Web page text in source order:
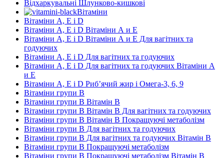
Відхаркувальні Шлунково-кишкові
Вітаміни
Вітаміни А, Е і D
Вітаміни А, Е і D Вітаміни А и E
Вітаміни А, Е і D Вітаміни А и E Для вагітних та
годуючих
Вітаміни А, Е і D Для вагітних та годуючих
Вітаміни А, Е і D Для вагітних та годуючих Вітаміни А
и E
Вітаміни А, Е і D Риб’ячий жир і Омега-3, 6, 9
Вітаміни групи В
Вітаміни групи В Вітамін B
Вітаміни групи В Вітамін B Для вагітних та годуючих
Вітаміни групи В Вітамін B Покращуючі метаболізм
Вітаміни групи В Для вагітних та годуючих
Вітаміни групи В Для вагітних та годуючих Вітамін B
Вітаміни групи В Покращуючі метаболізм
Вітаміни групи В Покращуючі метаболізм Вітамін B